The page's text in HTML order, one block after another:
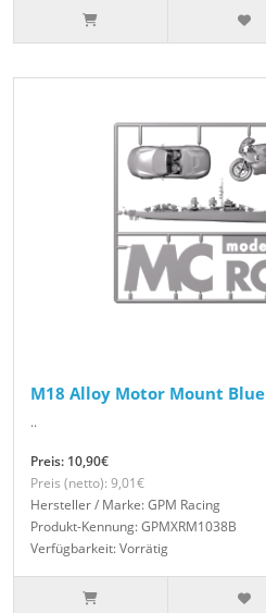
M18 Alloy Motor Mount Blue
..
Preis: 10,90€
Preis (netto): 9,01€
Hersteller / Marke: GPM Racing
Produkt-Kennung: GPMXRM1038B
Verfügbarkeit: Vorrätig